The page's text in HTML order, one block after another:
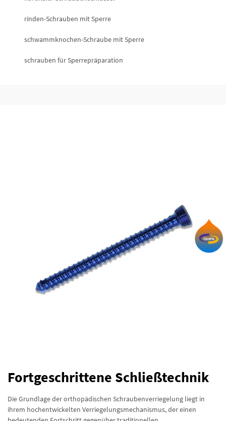
rinden-Schrauben mit Sperre
schwammknochen-Schraube mit Sperre
schrauben für Sperrepräparation
Fortgeschrittene Schließtechnik
Die Grundlage der orthopädischen Schraubenverriegelung liegt in
ihrem hochentwickelten Verriegelungsmechanismus, der einen